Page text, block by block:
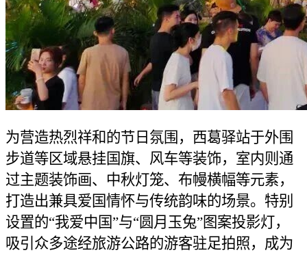
为营造热烈祥和的节日氛围，西葛驿站于外围
步道等区域悬挂国旗、风车等装饰，室内则通
过主题装饰画、中秋灯笼、布幔横幅等元素，
打造出兼具爱国情怀与传统韵味的场景。特别
设置的“我爱中国”与“圆月玉兔”图案投影灯，
吸引众多途经旅游公路的游客驻足拍照，成为